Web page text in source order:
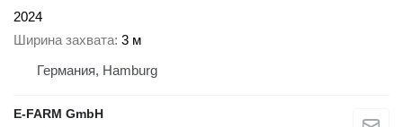
2024
Ширина захвата 3 м
Германия, Hamburg
E-FARM GmbH